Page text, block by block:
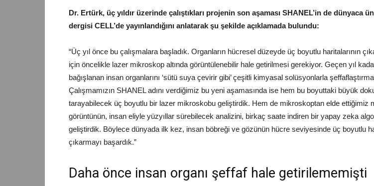
Dr. Ertürk, üç yıldır üzerinde çalıştıkları projenin son aşaması SHANEL’in de dünyaca
dergisi CELL’de yayınlandığını anlatarak şu şekilde açıklamada bulundu:
“Üç yıl önce bu çalışmalara başladık. Organların hücresel düzeyde üç boyutlu haritalarının
için öncelikle lazer mikroskop altında görüntülenebilir hale getirilmesi gerekiyor. Geçen yıl
bağışlanan insan organlarını ‘sütü suya çevirir gibi’ çeşitli kimyasal solüsyonlarla
Çalışmamızın SHANEL adını verdiğimiz bu yeni aşamasında ise hem bu boyuttaki büyük
tarayabilecek üç boyutlu bir lazer mikroskobu geliştirdik. Hem de mikroskoptan elde ettiğimiz
görüntünün, insan eliyle yüzyıllar sürebilecek analizini, birkaç saate indiren bir yapay zeka
geliştirdik. Böylece dünyada ilk kez, insan böbreği ve gözünün hücre seviyesinde üç boyutlu
çıkarmayı başardık.”
Daha önce insan organı şeffaf hale getirilememişti